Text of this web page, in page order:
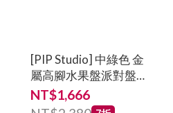
[PIP Studio] 中綠色 金
屬高腳水果盤派對盤
分享盤麵包盤置物盤
12.5x35cm
NT$1,666